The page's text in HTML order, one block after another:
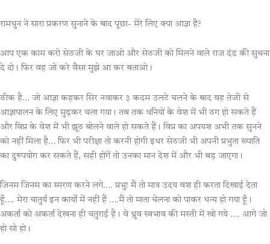
रामधुन ने सारा प्रकरण सुनाने के बाद पूछा- मेरे लिए क्या आज्ञा है?
आप एक काम करो सेठजी के घर जाओ और सेठजी को मिलने वाले राज दंड की सुचना
दे दो। फिर वह जो करे वैसा मुझे आ कर बताओ।
ठीक है… जो आज्ञा कहकर सिर नवाकर ३ कदम उलटे चलने के बाद वह तेजी से
आज्ञापालन के लिए मुढ़कर चला गया। तब तक धनियों के वेश में भी ठग हो सकते हैं
और विप्र के वेश में भी झूठ बोलने वाले हो सकते हैं। विप्र का अपयश अभी तक सुनने
को नहीं मिला है… फिर भी परीक्षा तो करनी होगी इधर सेठजी भी अपनी प्रभुता ख्याति
का दुरुपयोग कर सकते हैं, सही होंगें तो उनका मान देश में और भी बड़ जाएगा।
जिनम जिनम का स्मरण करने लगे…. प्रभु! मैं तो मात्र उदय वश ही करता दिखाई देता
हूँ…. मेरा चातुर्य इन कार्यों में नहीं हैं ….मैं तो माता चेलना को पाकर धन्य हो गया हूँ।
अकर्ता को अकर्ता देखना ही चतुराई है। वे ध्रुव स्वभाव की मस्ती में खो गये …. आगे जो
हो सो हो।